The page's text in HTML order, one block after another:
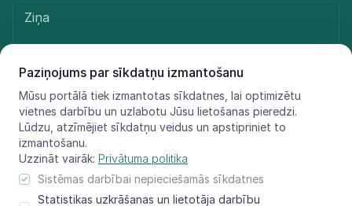
Paziņojums par sīkdatņu izmantošanu
Mūsu portālā tiek izmantotas sīkdatnes, lai optimizētu
vietnes darbību un uzlabotu Jūsu lietošanas pieredzi.
Lūdzu, atzīmējiet sīkdatņu veidus un apstipriniet to
izmantošanu.
Uzzināt vairāk: Privātuma politika
Sistēmas darbībai nepieciešamās sīkdatnes
Statistikas uzkrāšanas un lietotāja darbību
Sūtīt ziņu
© LIFE FOR SPECIES, 2021 - 2025
Informācija atspoguļo tikai projekta LIFE FOR SPECIES īstenotāju